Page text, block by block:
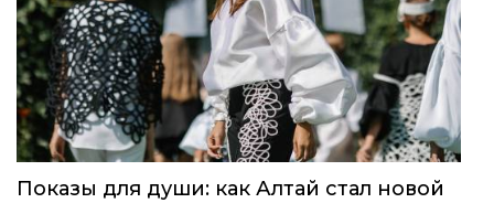
Показы для души: как Алтай стал новой